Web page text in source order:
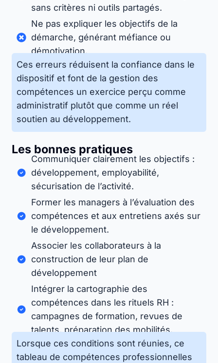
sans critères ni outils partagés.
Ne pas expliquer les objectifs de la
démarche, générant méfiance ou
démotivation.
Ces erreurs réduisent la confiance dans le
dispositif et font de la gestion des
compétences un exercice perçu comme
administratif plutôt que comme un réel
soutien au développement.
Les bonnes pratiques
Communiquer clairement les objectifs :
développement, employabilité,
sécurisation de l’activité.
Former les managers à l’évaluation des
compétences et aux entretiens axés sur
le développement.
Associer les collaborateurs à la
construction de leur plan de
développement
Intégrer la cartographie des
compétences dans les rituels RH :
campagnes de formation, revues de
talents, préparation des mobilités.
Lorsque ces conditions sont réunies, ce
tableau de compétences professionnelles